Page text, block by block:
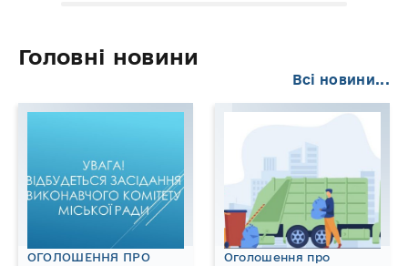
Головні новини
Всі новини...
ОГОЛОШЕННЯ ПРО
Оголошення про